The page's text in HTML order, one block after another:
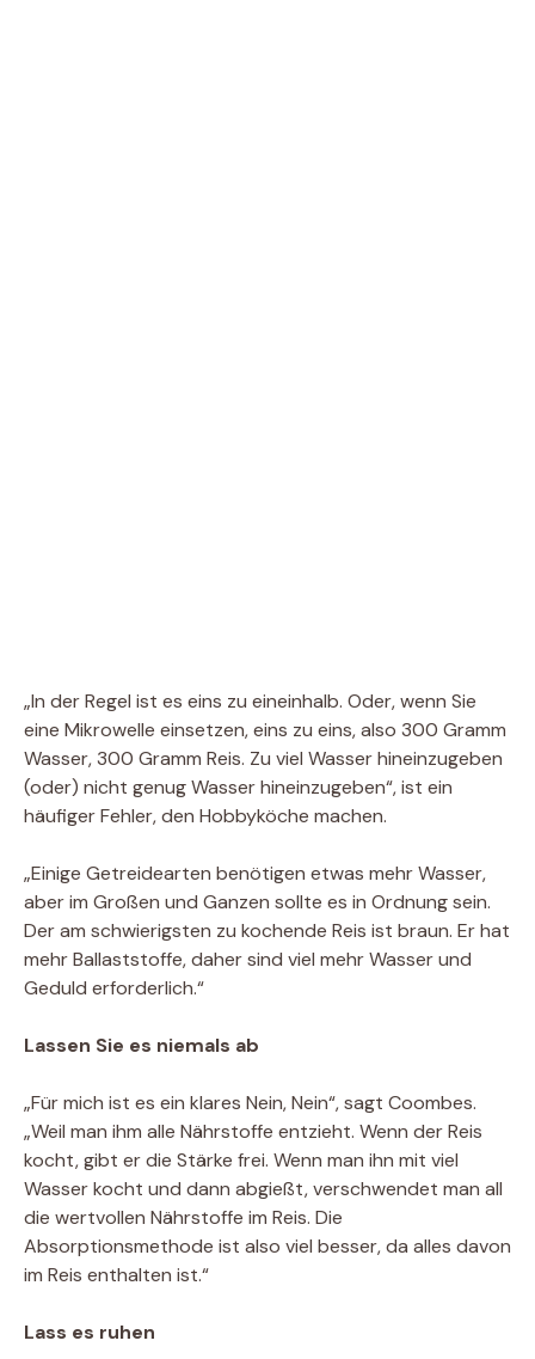
„In der Regel ist es eins zu eineinhalb. Oder, wenn Sie
eine Mikrowelle einsetzen, eins zu eins, also 300 Gramm
Wasser, 300 Gramm Reis. Zu viel Wasser hineinzugeben
(oder) nicht genug Wasser hineinzugeben“, ist ein
häufiger Fehler, den Hobbyköche machen.
„Einige Getreidearten benötigen etwas mehr Wasser,
aber im Großen und Ganzen sollte es in Ordnung sein.
Der am schwierigsten zu kochende Reis ist braun. Er hat
mehr Ballaststoffe, daher sind viel mehr Wasser und
Geduld erforderlich.“
Lassen Sie es niemals ab
„Für mich ist es ein klares Nein, Nein“, sagt Coombes.
„Weil man ihm alle Nährstoffe entzieht. Wenn der Reis
kocht, gibt er die Stärke frei. Wenn man ihn mit viel
Wasser kocht und dann abgießt, verschwendet man all
die wertvollen Nährstoffe im Reis. Die
Absorptionsmethode ist also viel besser, da alles davon
im Reis enthalten ist.“
Lass es ruhen